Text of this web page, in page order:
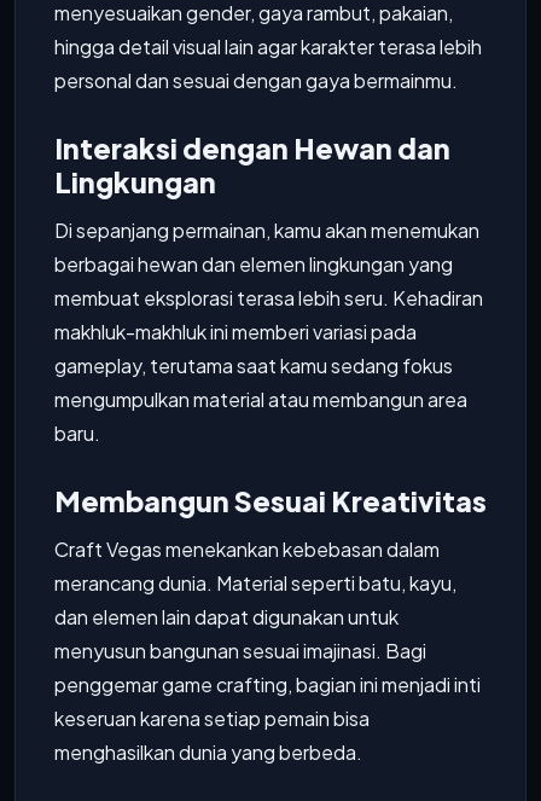
menyesuaikan gender, gaya rambut, pakaian,
hingga detail visual lain agar karakter terasa lebih
personal dan sesuai dengan gaya bermainmu.
Interaksi dengan Hewan dan
Lingkungan
Di sepanjang permainan, kamu akan menemukan
berbagai hewan dan elemen lingkungan yang
membuat eksplorasi terasa lebih seru. Kehadiran
makhluk-makhluk ini memberi variasi pada
gameplay, terutama saat kamu sedang fokus
mengumpulkan material atau membangun area
baru.
Membangun Sesuai Kreativitas
Craft Vegas menekankan kebebasan dalam
merancang dunia. Material seperti batu, kayu,
dan elemen lain dapat digunakan untuk
menyusun bangunan sesuai imajinasi. Bagi
penggemar game crafting, bagian ini menjadi inti
keseruan karena setiap pemain bisa
menghasilkan dunia yang berbeda.